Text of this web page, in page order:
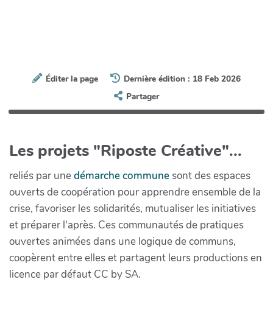
Éditer la page
Dernière édition : 18 Feb 2026
Partager
Les projets "Riposte Créative"...
reliés par unedémarche communesont des espaces
ouverts de coopération pour apprendre ensemble de la
crise, favoriser les solidarités, mutualiser les initiatives
et préparer l'après. Ces communautés de pratiques
ouvertes animées dans une logique de communs,
coopèrent entre elles et partagent leurs productions en
licence par défaut CC by SA.